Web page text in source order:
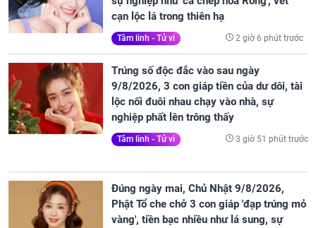
cạn lộc lá trong thiên hạ
Tâm linh - Tử vi 2 giờ 6 phút trước
Trúng số độc đắc vào sau ngày
9/8/2026, 3 con giáp tiền của dư dôi, tài
lộc nối đuôi nhau chạy vào nhà, sự
nghiệp phất lên trông thấy
Tâm linh - Tử vi 3 giờ 51 phút trước
Đúng ngày mai, Chủ Nhật 9/8/2026,
Phật Tổ che chở 3 con giáp 'đạp trúng mỏ
vàng', tiền bạc nhiều như lá sung, sự